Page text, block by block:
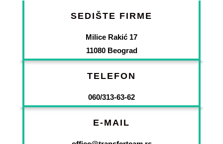
SEDIŠTE FIRME
Milice Rakić 17
11080 Beograd
TELEFON
060/313-63-62
E-MAIL